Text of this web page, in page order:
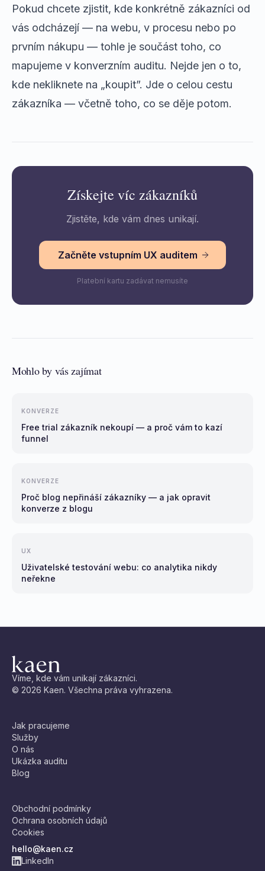
Pokud chcete zjistit, kde konkrétně zákazníci od
vás odcházejí — na webu, v procesu nebo po
prvním nákupu — tohle je součást toho, co
mapujeme v konverzním auditu. Nejde jen o to,
kde nekliknete na „koupit”. Jde o celou cestu
zákazníka — včetně toho, co se děje potom.
Získejte víc zákazníků
Zjistěte, kde vám dnes unikají.
Začněte vstupním UX auditem
Platební kartu zadávat nemusíte
Mohlo by vás zajímat
KONVERZE
Free trial zákazník nekoupí — a proč vám to kazí
funnel
KONVERZE
Proč blog nepřináší zákazníky — a jak opravit
konverze z blogu
UX
Uživatelské testování webu: co analytika nikdy
neřekne
Víme, kde vám unikají zákazníci.
© 2026 Kaen. Všechna práva vyhrazena.
Jak pracujeme
Služby
O nás
Ukázka auditu
Blog
Obchodní podmínky
Ochrana osobních údajů
Cookies
hello@kaen.cz
LinkedIn